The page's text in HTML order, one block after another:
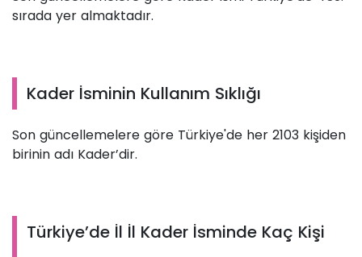
sırada yer almaktadır.
Kader İsminin Kullanım Sıklığı
Son güncellemelere göre Türkiye'de her 2103 kişiden
birinin adı Kader’dir.
Türkiye’de İl İl Kader İsminde Kaç Kişi